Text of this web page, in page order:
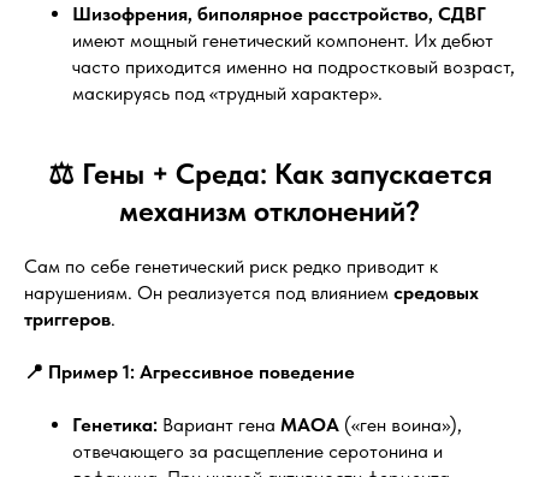
Шизофрения, биполярное расстройство, СДВГ
имеют мощный генетический компонент. Их дебют
часто приходится именно на подростковый возраст,
маскируясь под «трудный характер».
⚖️ Гены + Среда: Как запускается
механизм отклонений?
Сам по себе генетический риск редко приводит к
нарушениям. Он реализуется под влиянием средовых
триггеров.
📍 Пример 1: Агрессивное поведение
Генетика: Вариант гена MAOA («ген воина»),
отвечающего за расщепление серотонина и